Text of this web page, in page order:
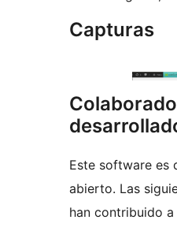
Capturas
Este software es
abierto. Las
han contribuido